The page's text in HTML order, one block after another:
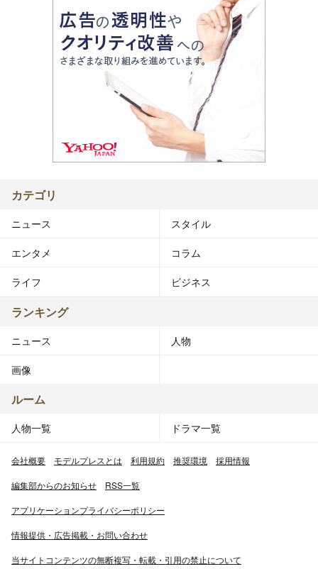
カテゴリ
ニュース スタイル
エンタメ コラム
ライフ ビジネス
ランキング
ニュース 人物
画像
ルーム
人物一覧 ドラマ一覧
会社概要 モデルプレスとは 利用規約 推奨環境 採用情報
編集部からのお知らせ RSS一覧
アプリケーションプライバシーポリシー
情報提供・広告掲載・お問い合わせ
当サイトコンテンツの無断複写・転載・引用の禁止について